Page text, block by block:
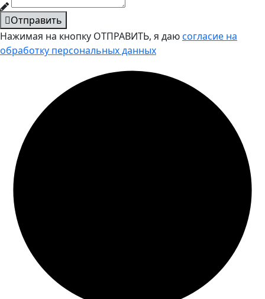
Отправить
Нажимая на кнопку ОТПРАВИТЬ, я даюсогласие на
обработку персональных данных